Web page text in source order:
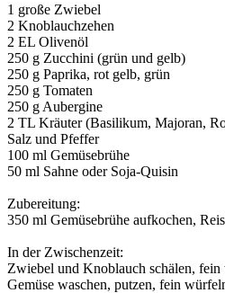
1 große Zwiebel
2 Knoblauchzehen
2 EL Olivenöl
250 g Zucchini (grün und gelb)
250 g Paprika, rot gelb, grün
250 g Tomaten
250 g Aubergine
2 TL Kräuter (Basilikum, Majoran,
Salz und Pfeffer
100 ml Gemüsebrühe
50 ml Sahne oder Soja-Quisin
Zubereitung:
350 ml Gemüsebrühe aufkochen,
In der Zwischenzeit:
Zwiebel und Knoblauch schälen, fein
Gemüse waschen, putzen, fein